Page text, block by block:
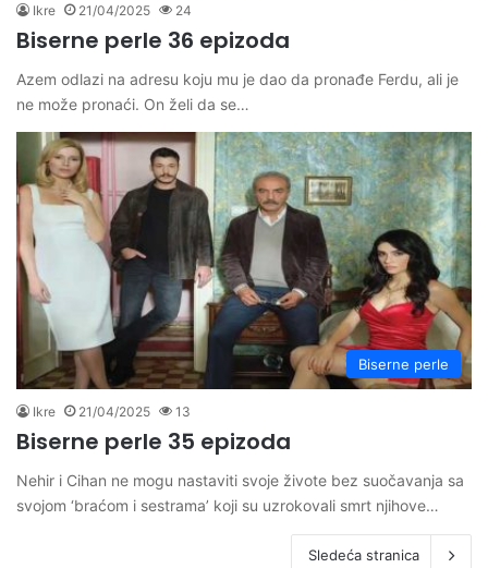
Ikre 21/04/2025 24
Biserne perle 36 epizoda
Azem odlazi na adresu koju mu je dao da pronađe Ferdu, ali je
ne može pronaći. On želi da se…
Biserne perle
Ikre 21/04/2025 13
Biserne perle 35 epizoda
Nehir i Cihan ne mogu nastaviti svoje živote bez suočavanja sa
svojom ‘braćom i sestrama’ koji su uzrokovali smrt njihove…
Sledeća stranica